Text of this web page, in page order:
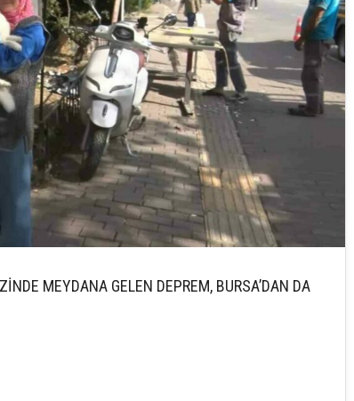
MEYDANA GELEN DEPREM, BURSA’DAN DA